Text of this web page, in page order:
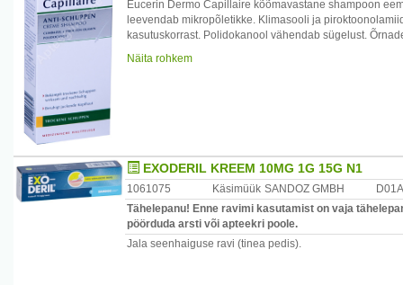
Puuduvad Enterosgel®-iga samal ajal manustatavate
magusaineid, laktoosi, gluteeni, rasva, värvaineid,
Tootja: Bioline Products s.r.o., Krakovskį 1338/10, 110
www.enterosgel.eu.
Maaletooja: AS Paira, Pae 8, Tallinn 11414.
Eucerin Dermo Capillaire kõõmavastane shampoon
leevendab mikropõletikke. Klimasooli ja
kasutuskorrast. Polidokanool vähendab sügelust.
vastupidavaks. Sobib meestele ja naistele, kellel esineb
Näita rohkem
EXODERIL KREEM 10MG 1G 15G N1
1061075 Käsimüük SANDOZ GMBH
Tähelepanu! Enne ravimi kasutamist on vaja
pöörduda arsti või apteekri poole.
Jala seenhaiguse ravi (tinea pedis).